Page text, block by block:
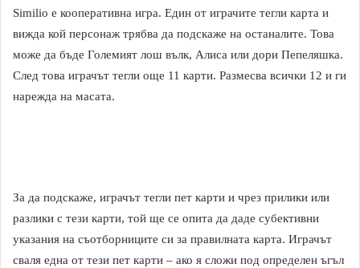
Similio е кооперативна игра. Един от играчите тегли карта и
вижда кой персонаж трябва да подскаже на останалите. Това
може да бъде Големият лош вълк, Алиса или дори Пепеляшка.
След това играчът тегли още 11 карти. Размесва всички 12 и ги
нарежда на масата.
За да подскаже, играчът тегли пет карти и чрез прилики или
разлики с тези карти, той ще се опита да даде субективни
указания на съотборниците си за правилната карта. Играчът
сваля една от тези пет карти – ако я сложи под определен ъгъл